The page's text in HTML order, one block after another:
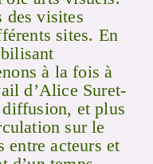
des visites
sites. En
à la fois à
d’Alice Suret-
et plus
sur le
acteurs et